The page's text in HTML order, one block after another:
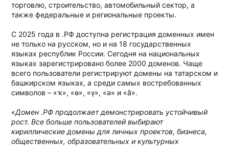
торговлю, строительство, автомобильный сектор, а
также федеральные и региональные проекты.
С 2025 года в .РФ доступна регистрация доменных имен
не только на русском, но и на 18 государственных
языках республик России. Сегодня на национальных
языках зарегистрировано более 2000 доменов. Чаще
всего пользователи регистрируют домены на татарском и
башкирском языках, а среди самых востребованных
символов – «ҡ», «ө», «ү», «ә» и «ӑ».
«Домен .РФ продолжает демонстрировать устойчивый
рост. Все больше пользователей выбирают
кириллические домены для личных проектов, бизнеса,
общественных, образовательных и культурных